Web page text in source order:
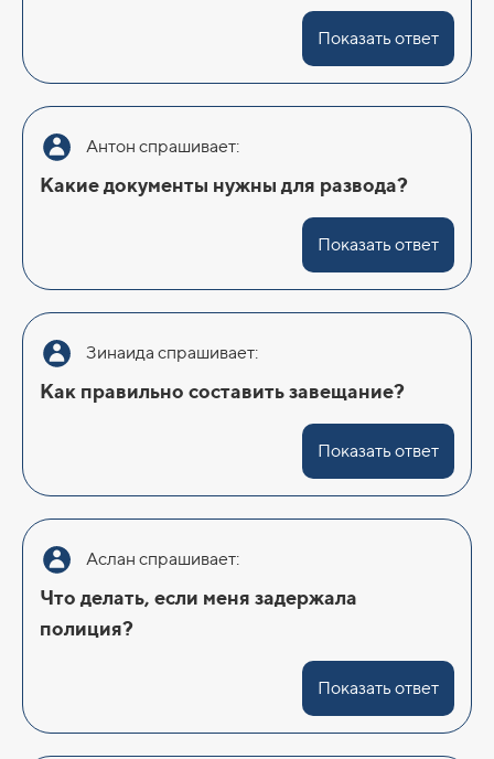
Показать ответ
Антон спрашивает:
Какие документы нужны для развода?
Показать ответ
Зинаида спрашивает:
Как правильно составить завещание?
Показать ответ
Аслан спрашивает:
Что делать, если меня задержала
полиция?
Показать ответ